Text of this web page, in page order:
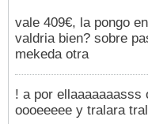
vale 409€, la pongo
valdria bien? sobre
mekeda otra
! a por ellaaaaaaasss
oooeeeee y tralara